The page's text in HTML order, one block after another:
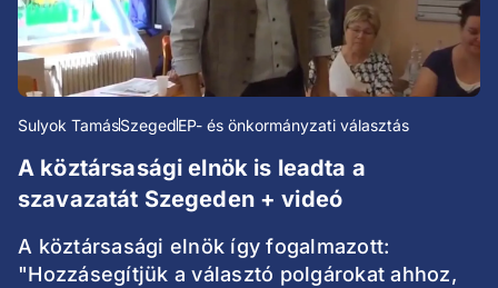
Sulyok TamásSzegedEP- és önkormányzati választás
A köztársasági elnök is leadta a
szavazatát Szegeden + videó
A köztársasági elnök így fogalmazott:
"Hozzásegítjük a választó polgárokat ahhoz,